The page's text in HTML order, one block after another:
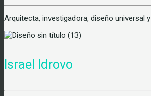
Arquitecta, investigadora, diseño
Israel Idrovo